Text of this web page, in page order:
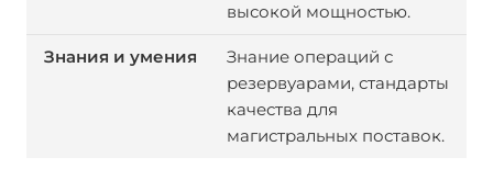
высокой мощностью.
Знание операций с
резервуарами, стандарты
качества для
магистральных поставок.